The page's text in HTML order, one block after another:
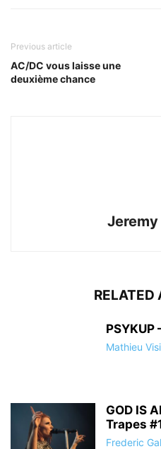
Previous article
AC/DC vous laisse une
deuxième chance
RELATED
PSYKUP
Mathieu
GOD IS
Trapes
Frederic